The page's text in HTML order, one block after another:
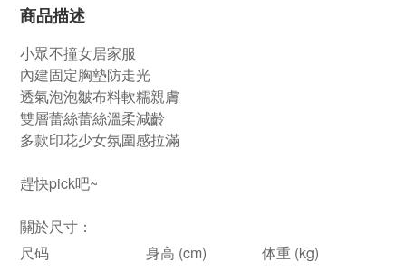
商品描述
小眾不撞女居家服
內建固定胸墊防走光
透氣泡泡皺布料軟糯親膚
雙層蕾絲蕾絲溫柔減齡
多款印花少女氛圍感拉滿
趕快pick吧~
關於尺寸：
尺码
身高 (cm)
体重 (kg)